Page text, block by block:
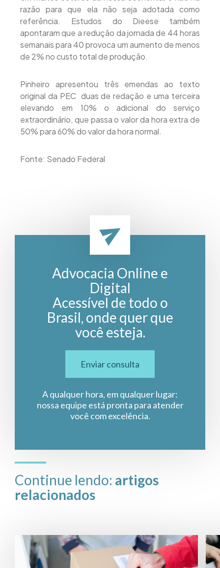
razão para que ela não seja adotada como
referência. Estudos do Dieese também
apontaram que a redução da jornada de 44 horas
semanais para 40 provoca um aumento de menos
de 2% no custo total de produção.
Pinheiro apresentou três emendas ao texto
original da PEC  duas de redação e uma terceira
elevando em 10% o adicional do serviço
extraordinário, que passa o valor da hora extra de
50% para 60% do valor da hora normal.
Fonte: Senado Federal
Advocacia Online e
Digital
Acessível de todo o
Brasil, onde quer que
você esteja.
Enviar consulta
A qualquer hora, em qualquer lugar:
nossa equipe está pronta para atender
você com excelência.
Continue lendo: artigos
relacionados